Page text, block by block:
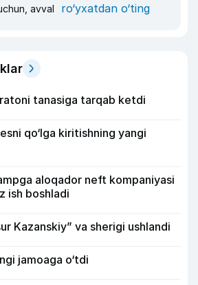
avval ro‘yxatdan o‘ting
tanasiga tarqab ketdi
qo‘lga kiritishning yangi
aloqador neft kompaniyasi
ish boshladi
Kazanskiy” va sherigi ushlandi
jamoaga o‘tdi